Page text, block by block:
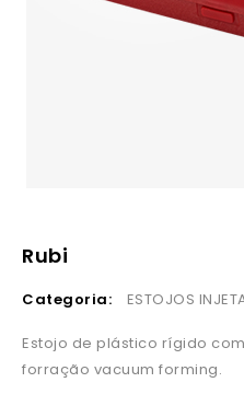
Rubi
Categoria: ESTOJOS
Estojo de plástico rígido
forração vacuum forming.